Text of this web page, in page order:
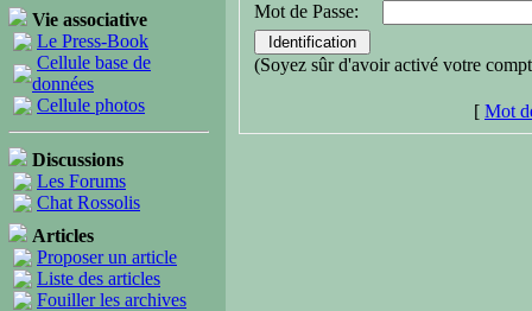
Vie associative
Le Press-Book
Cellule base de
données
Cellule photos
Discussions
Les Forums
Chat Rossolis
Articles
Proposer un article
Liste des articles
Fouiller les archives
Mot de Passe:
(Soyez sûr d'avoir activé votre
[ Mot